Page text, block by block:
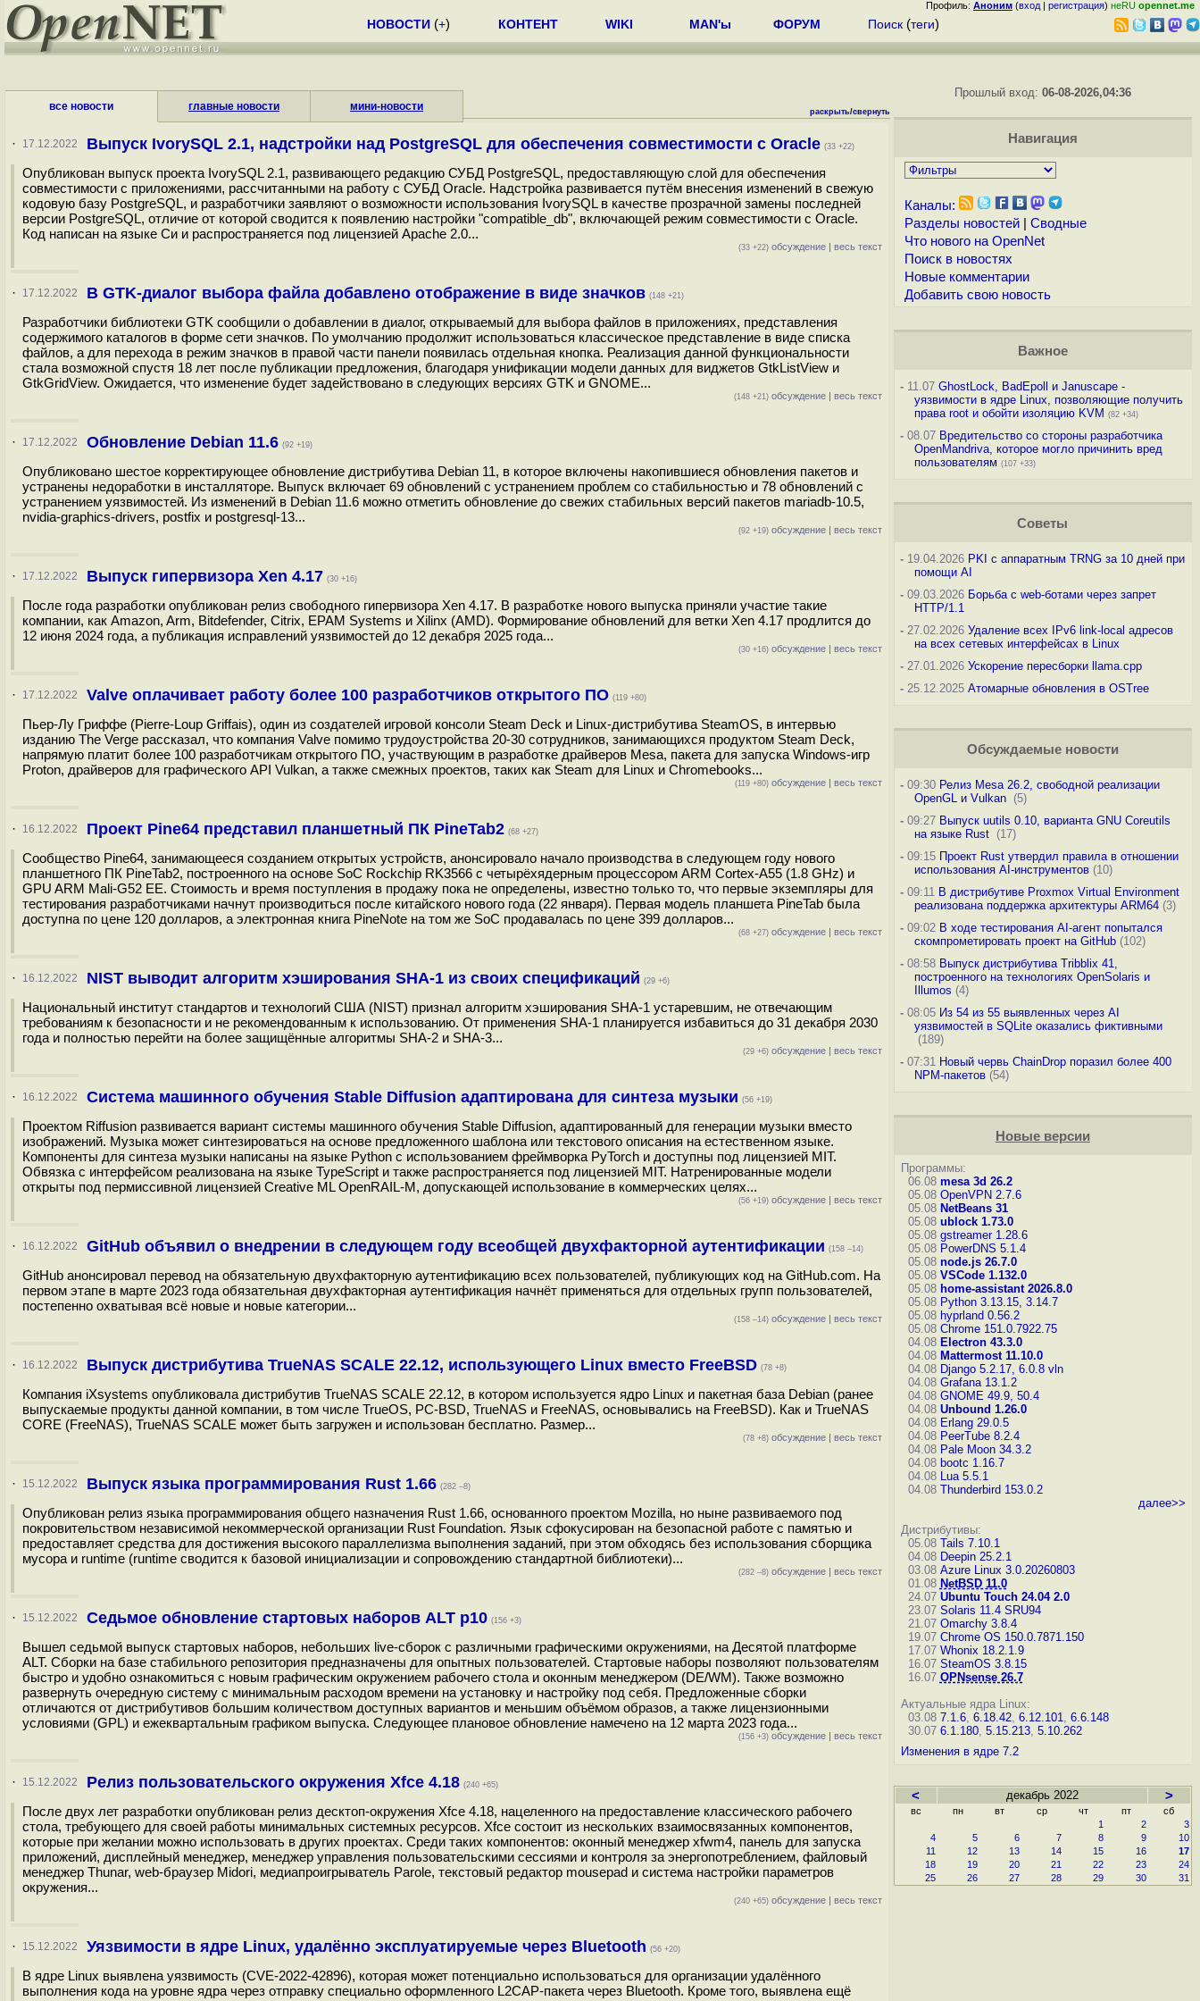
Профиль: Аноним (вход | регистрация) неRU opennet.me
НОВОСТИ (+) КОНТЕНТ WIKI MAN'ы ФОРУМ Поиск (теги)
все новости главные новости мини-новости раскрыть/свернуть
· 17.12.2022 Выпуск IvorySQL 2.1, надстройки над PostgreSQL для обеспечения совместимости с Oracle (33 +22)
Опубликован выпуск проекта IvorySQL 2.1, развивающего редакцию СУБД PostgreSQL, предоставляющую слой для обеспечения
совместимости с приложениями, рассчитанными на работу с СУБД Oracle. Надстройка развивается путём внесения изменений в свежую
кодовую базу PostgreSQL, и разработчики заявляют о возможности использования IvorySQL в качестве прозрачной замены последней
версии PostgreSQL, отличие от которой сводится к появлению настройки "compatible_db", включающей режим совместимости с Oracle.
Код написан на языке Си и распространяется под лицензией Apache 2.0...
(33 +22) обсуждение | весь текст
· 17.12.2022 В GTK-диалог выбора файла добавлено отображение в виде значков (148 +21)
Разработчики библиотеки GTK сообщили о добавлении в диалог, открываемый для выбора файлов в приложениях, представления
содержимого каталогов в форме сети значков. По умолчанию продолжит использоваться классическое представление в виде списка
файлов, а для перехода в режим значков в правой части панели появилась отдельная кнопка. Реализация данной функциональности
стала возможной спустя 18 лет после публикации предложения, благодаря унификации модели данных для виджетов GtkListView и
GtkGridView. Ожидается, что изменение будет задействовано в следующих версиях GTK и GNOME...
(148 +21) обсуждение | весь текст
· 17.12.2022 Обновление Debian 11.6 (92 +19)
Опубликовано шестое корректирующее обновление дистрибутива Debian 11, в которое включены накопившиеся обновления пакетов и
устранены недоработки в инсталляторе. Выпуск включает 69 обновлений с устранением проблем со стабильностью и 78 обновлений с
устранением уязвимостей. Из изменений в Debian 11.6 можно отметить обновление до свежих стабильных версий пакетов mariadb-10.5,
nvidia-graphics-drivers, postfix и postgresql-13...
(92 +19) обсуждение | весь текст
· 17.12.2022 Выпуск гипервизора Xen 4.17 (30 +16)
После года разработки опубликован релиз свободного гипервизора Xen 4.17. В разработке нового выпуска приняли участие такие
компании, как Amazon, Arm, Bitdefender, Citrix, EPAM Systems и Xilinx (AMD). Формирование обновлений для ветки Xen 4.17 продлится до
12 июня 2024 года, а публикация исправлений уязвимостей до 12 декабря 2025 года...
(30 +16) обсуждение | весь текст
· 17.12.2022 Valve оплачивает работу более 100 разработчиков открытого ПО (119 +80)
Пьер-Лу Гриффе (Pierre-Loup Griffais), один из создателей игровой консоли Steam Deck и Linux-дистрибутива SteamOS, в интервью
изданию The Verge рассказал, что компания Valve помимо трудоустройства 20-30 сотрудников, занимающихся продуктом Steam Deck,
напрямую платит более 100 разработчикам открытого ПО, участвующим в разработке драйверов Mesa, пакета для запуска Windows-игр
Proton, драйверов для графического API Vulkan, а также смежных проектов, таких как Steam для Linux и Chromebooks...
(119 +80) обсуждение | весь текст
· 16.12.2022 Проект Pine64 представил планшетный ПК PineTab2 (68 +27)
Сообщество Pine64, занимающееся созданием открытых устройств, анонсировало начало производства в следующем году нового
планшетного ПК PineTab2, построенного на основе SoC Rockchip RK3566 с четырёхядерным процессором ARM Cortex-A55 (1.8 GHz) и
GPU ARM Mali-G52 EE. Стоимость и время поступления в продажу пока не определены, известно только то, что первые экземпляры для
тестирования разработчиками начнут производиться после китайского нового года (22 января). Первая модель планшета PineTab была
доступна по цене 120 долларов, а электронная книга PineNote на том же SoC продавалась по цене 399 долларов...
(68 +27) обсуждение | весь текст
· 16.12.2022 NIST выводит алгоритм хэширования SHA-1 из своих спецификаций (29 +6)
Национальный институт стандартов и технологий США (NIST) признал алгоритм хэширования SHA-1 устаревшим, не отвечающим
требованиям к безопасности и не рекомендованным к использованию. От применения SHA-1 планируется избавиться до 31 декабря 2030
года и полностью перейти на более защищённые алгоритмы SHA-2 и SHA-3...
(29 +6) обсуждение | весь текст
· 16.12.2022 Система машинного обучения Stable Diffusion адаптирована для синтеза музыки (56 +19)
Проектом Riffusion развивается вариант системы машинного обучения Stable Diffusion, адаптированный для генерации музыки вместо
изображений. Музыка может синтезироваться на основе предложенного шаблона или текстового описания на естественном языке.
Компоненты для синтеза музыки написаны на языке Python с использованием фреймворка PyTorch и доступны под лицензией MIT.
Обвязка с интерфейсом реализована на языке TypeScript и также распространяется под лицензией MIT. Натренированные модели
открыты под пермиссивной лицензией Creative ML OpenRAIL-M, допускающей использование в коммерческих целях...
(56 +19) обсуждение | весь текст
· 16.12.2022 GitHub объявил о внедрении в следующем году всеобщей двухфакторной аутентификации (158 –14)
GitHub анонсировал перевод на обязательную двухфакторную аутентификацию всех пользователей, публикующих код на GitHub.com. На
первом этапе в марте 2023 года обязательная двухфакторная аутентификация начнёт применяться для отдельных групп пользователей,
постепенно охватывая всё новые и новые категории...
(158 –14) обсуждение | весь текст
· 16.12.2022 Выпуск дистрибутива TrueNAS SCALE 22.12, использующего Linux вместо FreeBSD (78 +8)
Компания iXsystems опубликовала дистрибутив TrueNAS SCALE 22.12, в котором используется ядро Linux и пакетная база Debian (ранее
выпускаемые продукты данной компании, в том числе TrueOS, PC-BSD, TrueNAS и FreeNAS, основывались на FreeBSD). Как и TrueNAS
CORE (FreeNAS), TrueNAS SCALE может быть загружен и использован бесплатно. Размер...
(78 +8) обсуждение | весь текст
· 15.12.2022 Выпуск языка программирования Rust 1.66 (282 –8)
Опубликован релиз языка программирования общего назначения Rust 1.66, основанного проектом Mozilla, но ныне развиваемого под
покровительством независимой некоммерческой организации Rust Foundation. Язык сфокусирован на безопасной работе с памятью и
предоставляет средства для достижения высокого параллелизма выполнения заданий, при этом обходясь без использования сборщика
мусора и runtime (runtime сводится к базовой инициализации и сопровождению стандартной библиотеки)...
(282 –8) обсуждение | весь текст
· 15.12.2022 Седьмое обновление стартовых наборов ALT p10 (156 +3)
Вышел седьмой выпуск стартовых наборов, небольших live-сборок с различными графическими окружениями, на Десятой платформе
ALT. Сборки на базе стабильного репозитория предназначены для опытных пользователей. Стартовые наборы позволяют пользователям
быстро и удобно ознакомиться с новым графическим окружением рабочего стола и оконным менеджером (DE/WM). Также возможно
развернуть очередную систему с минимальным расходом времени на установку и настройку под себя. Предложенные сборки
отличаются от дистрибутивов большим количеством доступных вариантов и меньшим объёмом образов, а также лицензионными
условиями (GPL) и ежеквартальным графиком выпуска. Следующее плановое обновление намечено на 12 марта 2023 года...
(156 +3) обсуждение | весь текст
· 15.12.2022 Релиз пользовательского окружения Xfce 4.18 (240 +65)
После двух лет разработки опубликован релиз десктоп-окружения Xfce 4.18, нацеленного на предоставление классического рабочего
стола, требующего для своей работы минимальных системных ресурсов. Xfce состоит из нескольких взаимосвязанных компонентов,
которые при желании можно использовать в других проектах. Среди таких компонентов: оконный менеджер xfwm4, панель для запуска
приложений, дисплейный менеджер, менеджер управления пользовательскими сессиями и контроля за энергопотреблением, файловый
менеджер Thunar, web-браузер Midori, медиапроигрыватель Parole, текстовый редактор mousepad и система настройки параметров
окружения...
(240 +65) обсуждение | весь текст
· 15.12.2022 Уязвимости в ядре Linux, удалённо эксплуатируемые через Bluetooth (56 +20)
В ядре Linux выявлена уязвимость (CVE-2022-42896), которая может потенциально использоваться для организации удалённого
выполнения кода на уровне ядра через отправку специально оформленного L2CAP-пакета через Bluetooth. Кроме того, выявлена ещё
Прошлый вход:06-08-2026,04:36
Навигация
Каналы:
Разделы новостей| Сводные
Что нового на OpenNet
Поиск в новостях
Новые комментарии
Добавить свою новость
Важное
-11.07 GhostLock, BadEpoll и Januscape -
уязвимости в ядре Linux, позволяющие получить
права root и обойти изоляцию KVM (82 +34)
-08.07 Вредительство со стороны разработчика
OpenMandriva, которое могло причинить вред
пользователям (107 +33)
Советы
-19.04.2026 PKI с аппаратным TRNG за 10 дней при
помощи AI
-09.03.2026 Борьба с web-ботами через запрет
HTTP/1.1
-27.02.2026 Удаление всех IPv6 link-local адресов
на всех сетевых интерфейсах в Linux
-27.01.2026 Ускорение пересборки llama.cpp
-25.12.2025 Атомарные обновления в OSTree
Обсуждаемые новости
-09:30 Релиз Mesa 26.2, свободной реализации
OpenGL и Vulkan (5)
-09:27 Выпуск uutils 0.10, варианта GNU Coreutils
на языке Rust (17)
-09:15 Проект Rust утвердил правила в отношении
использования AI-инструментов(10)
-09:11 В дистрибутиве Proxmox Virtual Environment
реализована поддержка архитектуры ARM64(3)
-09:02 В ходе тестирования AI-агент попытался
скомпрометировать проект на GitHub(102)
-08:58 Выпуск дистрибутива Tribblix 41,
построенного на технологиях OpenSolaris и
Illumos (4)
-08:05 Из 54 из 55 выявленных через AI
уязвимостей в SQLite оказались фиктивными
(189)
-07:31 Новый червь ChainDrop поразил более 400
NPM-пакетов(54)
Новые версии
Программы:
06.08 mesa 3d 26.2
05.08 OpenVPN 2.7.6
05.08 NetBeans 31
05.08 ublock 1.73.0
05.08 gstreamer 1.28.6
05.08 PowerDNS 5.1.4
05.08 node.js 26.7.0
05.08 VSCode 1.132.0
05.08 home-assistant 2026.8.0
05.08 Python 3.13.15, 3.14.7
05.08 hyprland 0.56.2
05.08 Chrome 151.0.7922.75
04.08 Electron 43.3.0
04.08 Mattermost 11.10.0
04.08 Django 5.2.17, 6.0.8 vln
04.08 Grafana 13.1.2
04.08 GNOME 49.9, 50.4
04.08 Unbound 1.26.0
04.08 Erlang 29.0.5
04.08 PeerTube 8.2.4
04.08 Pale Moon 34.3.2
04.08 bootc 1.16.7
04.08 Lua 5.5.1
04.08 Thunderbird 153.0.2
далее>>
Дистрибутивы:
05.08 Tails 7.10.1
04.08 Deepin 25.2.1
03.08 Azure Linux 3.0.20260803
01.08 NetBSD 11.0
24.07 Ubuntu Touch 24.04 2.0
23.07 Solaris 11.4 SRU94
21.07 Omarchy 3.8.4
19.07 Chrome OS 150.0.7871.150
17.07 Whonix 18.2.1.9
16.07 SteamOS 3.8.15
16.07 OPNsense 26.7
Актуальные ядра Linux:
03.08 7.1.6, 6.18.42, 6.12.101, 6.6.148
30.07 6.1.180, 5.15.213, 5.10.262
Изменения в ядре 7.2
< декабрь 2022 >
вс пн вт ср чт пт
сб
1
2
3
4
5 6 7 8 9
10
11
12 13 14 15 16
17
18
19 20 21 22 23
24
25
26 27 28 29 30 31